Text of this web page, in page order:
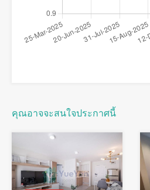
คุณอาจจะสนใจประกาศนี้